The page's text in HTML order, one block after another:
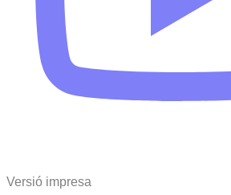
Versió impresa